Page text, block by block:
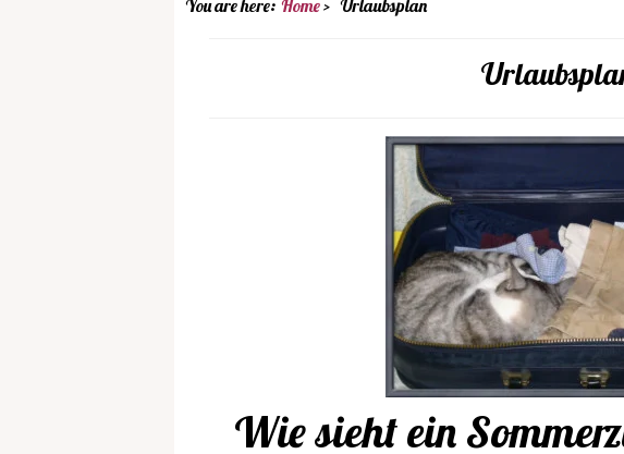
You are here: Home Urlaubsplan
Wie sieht ein